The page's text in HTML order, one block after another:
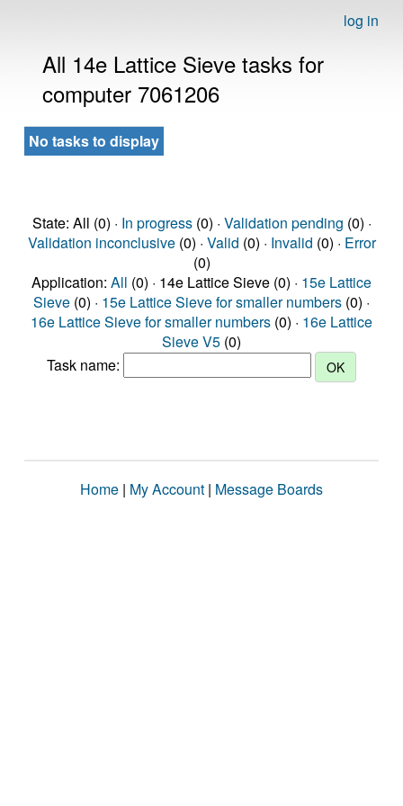
log in
All 14e Lattice Sieve tasks for
computer 7061206
No tasks to display
State: All (0) · In progress(0) · Validation pending (0) ·
Validation inconclusive(0) · Valid (0) · Invalid (0) · Error
(0)
Application: All (0) · 14e Lattice Sieve (0) · 15e Lattice
Sieve (0) · 15e Lattice Sieve for smaller numbers (0) ·
16e Lattice Sieve for smaller numbers (0) · 16e Lattice
Sieve V5 (0)
Task name:
Home | My Account | Message Boards